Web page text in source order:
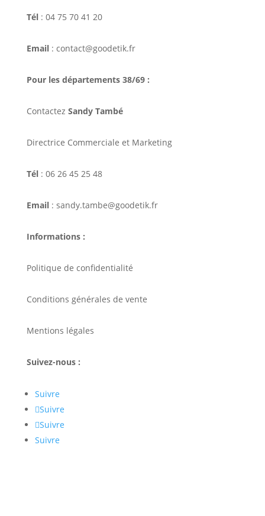
Tél: 04 75 70 41 20
Email: contact@goodetik.fr
Pour les départements 38/69 :
Contactez Sandy També
Directrice Commerciale et Marketing
Tél: 06 26 45 25 48
Email: sandy.tambe@goodetik.fr
Informations :
Politique de confidentialité
Conditions générales de vente
Mentions légales
Suivez-nous :
Suivre
Suivre
Suivre
Suivre